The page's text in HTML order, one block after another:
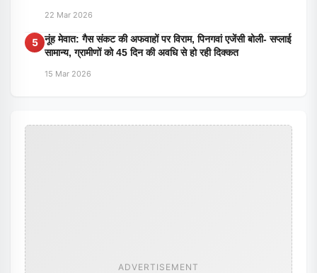
22 Mar 2026
5 नूंह मेवात: गैस संकट की अफवाहों पर विराम, पिनगवां एजेंसी बोली- सप्लाई
सामान्य, ग्रामीणों को 45 दिन की अवधि से हो रही दिक्कत
15 Mar 2026
ADVERTISEMENT